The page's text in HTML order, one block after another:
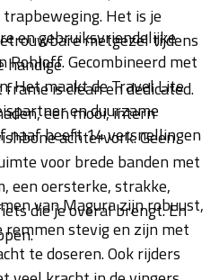
Het is je
metgezel tijdens
handige
frame is clean en dedicated.
een mooi, intern
achtervork. Geen
voor brede banden met
een oersterke, strakke,
die je overal brengt. En
en gebruiksvriendelijke
Gecombineerd met
Het maakt de Travel Lite
en duurzame
naaf heeft 14 versnellingen
van Magura zijn robuust,
remmen stevig en zijn met
te doseren. Ook rijders